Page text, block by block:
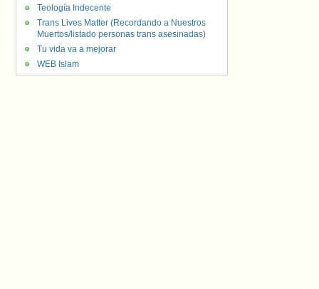
Teología Indecente
Trans Lives Matter (Recordando a Nuestros
Muertos/listado personas trans asesinadas)
Tu vida va a mejorar
WEB Islam